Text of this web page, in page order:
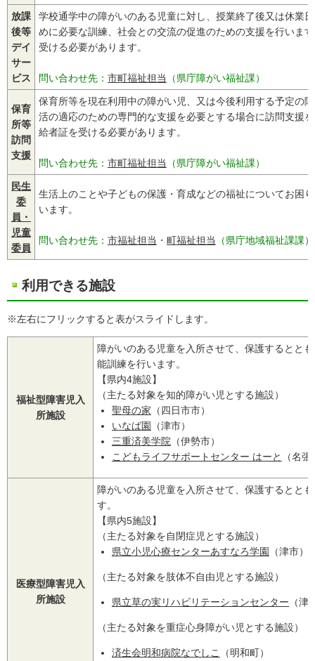
放課
後等
デイ
サー
ビス
学校通学中の障がいのある児童に対し、授業終了後又は休業
めに必要な訓練、社会との交流の促進のための支援を行いま
受ける必要があります。
問い合わせ先： 市町福祉担当 （県庁障がい福祉課）
保育
所等
訪問
支援
保育所等を現在利用中の障がい児、又は今後利用する予定の
活の適応のための専門的な支援を必要とする場合に訪問支援
給者証を受ける必要があります。
問い合わせ先： 市町福祉担当 （県庁障がい福祉課）
民生
委
員・
児童
委員
生活上のことや子どもの保護・育成などの福祉についてお困
います。
問い合わせ先： 市福祉担当 ・ 町福祉担当 （県庁地域福祉課課）
利用できる施設
※左右にフリックすると表がスライドします。
福祉型障害児入
所施設
障がいのある児童を入所させて、保護するとと
能訓練を行います。
【県内4施設】
（主たる対象を知的障がい児とする施設）
聖母の家 （四日市市）
いなば園 （津市）
三重済美学院 （伊勢市）
こどもライフサポートセンター はーと
（名
医療型障害児入
所施設
障がいのある児童を入所させて、保護するとと
す。
【県内5施設】
（主たる対象を自閉症児とする施設）
県立小児心療センターあすなろ学園 （津市）
（主たる対象を肢体不自由児とする施設）
県立草の実リハビリテーションセンター （津
（主たる対象を重症心身障がい児とする施設）
済生会明和病院なでしこ
（明和町）